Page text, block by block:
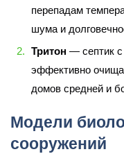
перепадам
шума и
Тритон — септик с
эффективно
домов средней и
Модели
сооружений